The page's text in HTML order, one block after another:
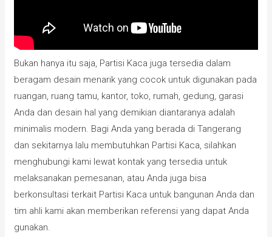
Bukan hanya itu saja, Partisi Kaca juga tersedia dalam
beragam desain menarik yang cocok untuk digunakan pada
ruangan, ruang tamu, kantor, toko, rumah, gedung, garasi
Anda dan desain hal yang demikian diantaranya adalah
minimalis modern. Bagi Anda yang berada di Tangerang
dan sekitarnya lalu membutuhkan Partisi Kaca, silahkan
menghubungi kami lewat kontak yang tersedia untuk
melaksanakan pemesanan, atau Anda juga bisa
berkonsultasi terkait Partisi Kaca untuk bangunan Anda dan
tim ahli kami akan memberikan referensi yang dapat Anda
gunakan.